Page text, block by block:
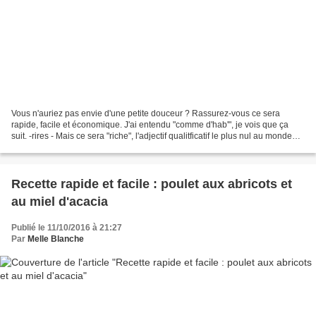
Vous n'auriez pas envie d'une petite douceur ? Rassurez-vous ce sera
rapide, facile et économique. J'ai entendu "comme d'hab'", je vois que ça
suit. -rires - Mais ce sera "riche", l'adjectif qualitficatif le plus nul au monde
Recette rapide et facile : poulet aux abricots et
au miel d'acacia
Publié le 11/10/2016 à 21:27
Par Melle Blanche